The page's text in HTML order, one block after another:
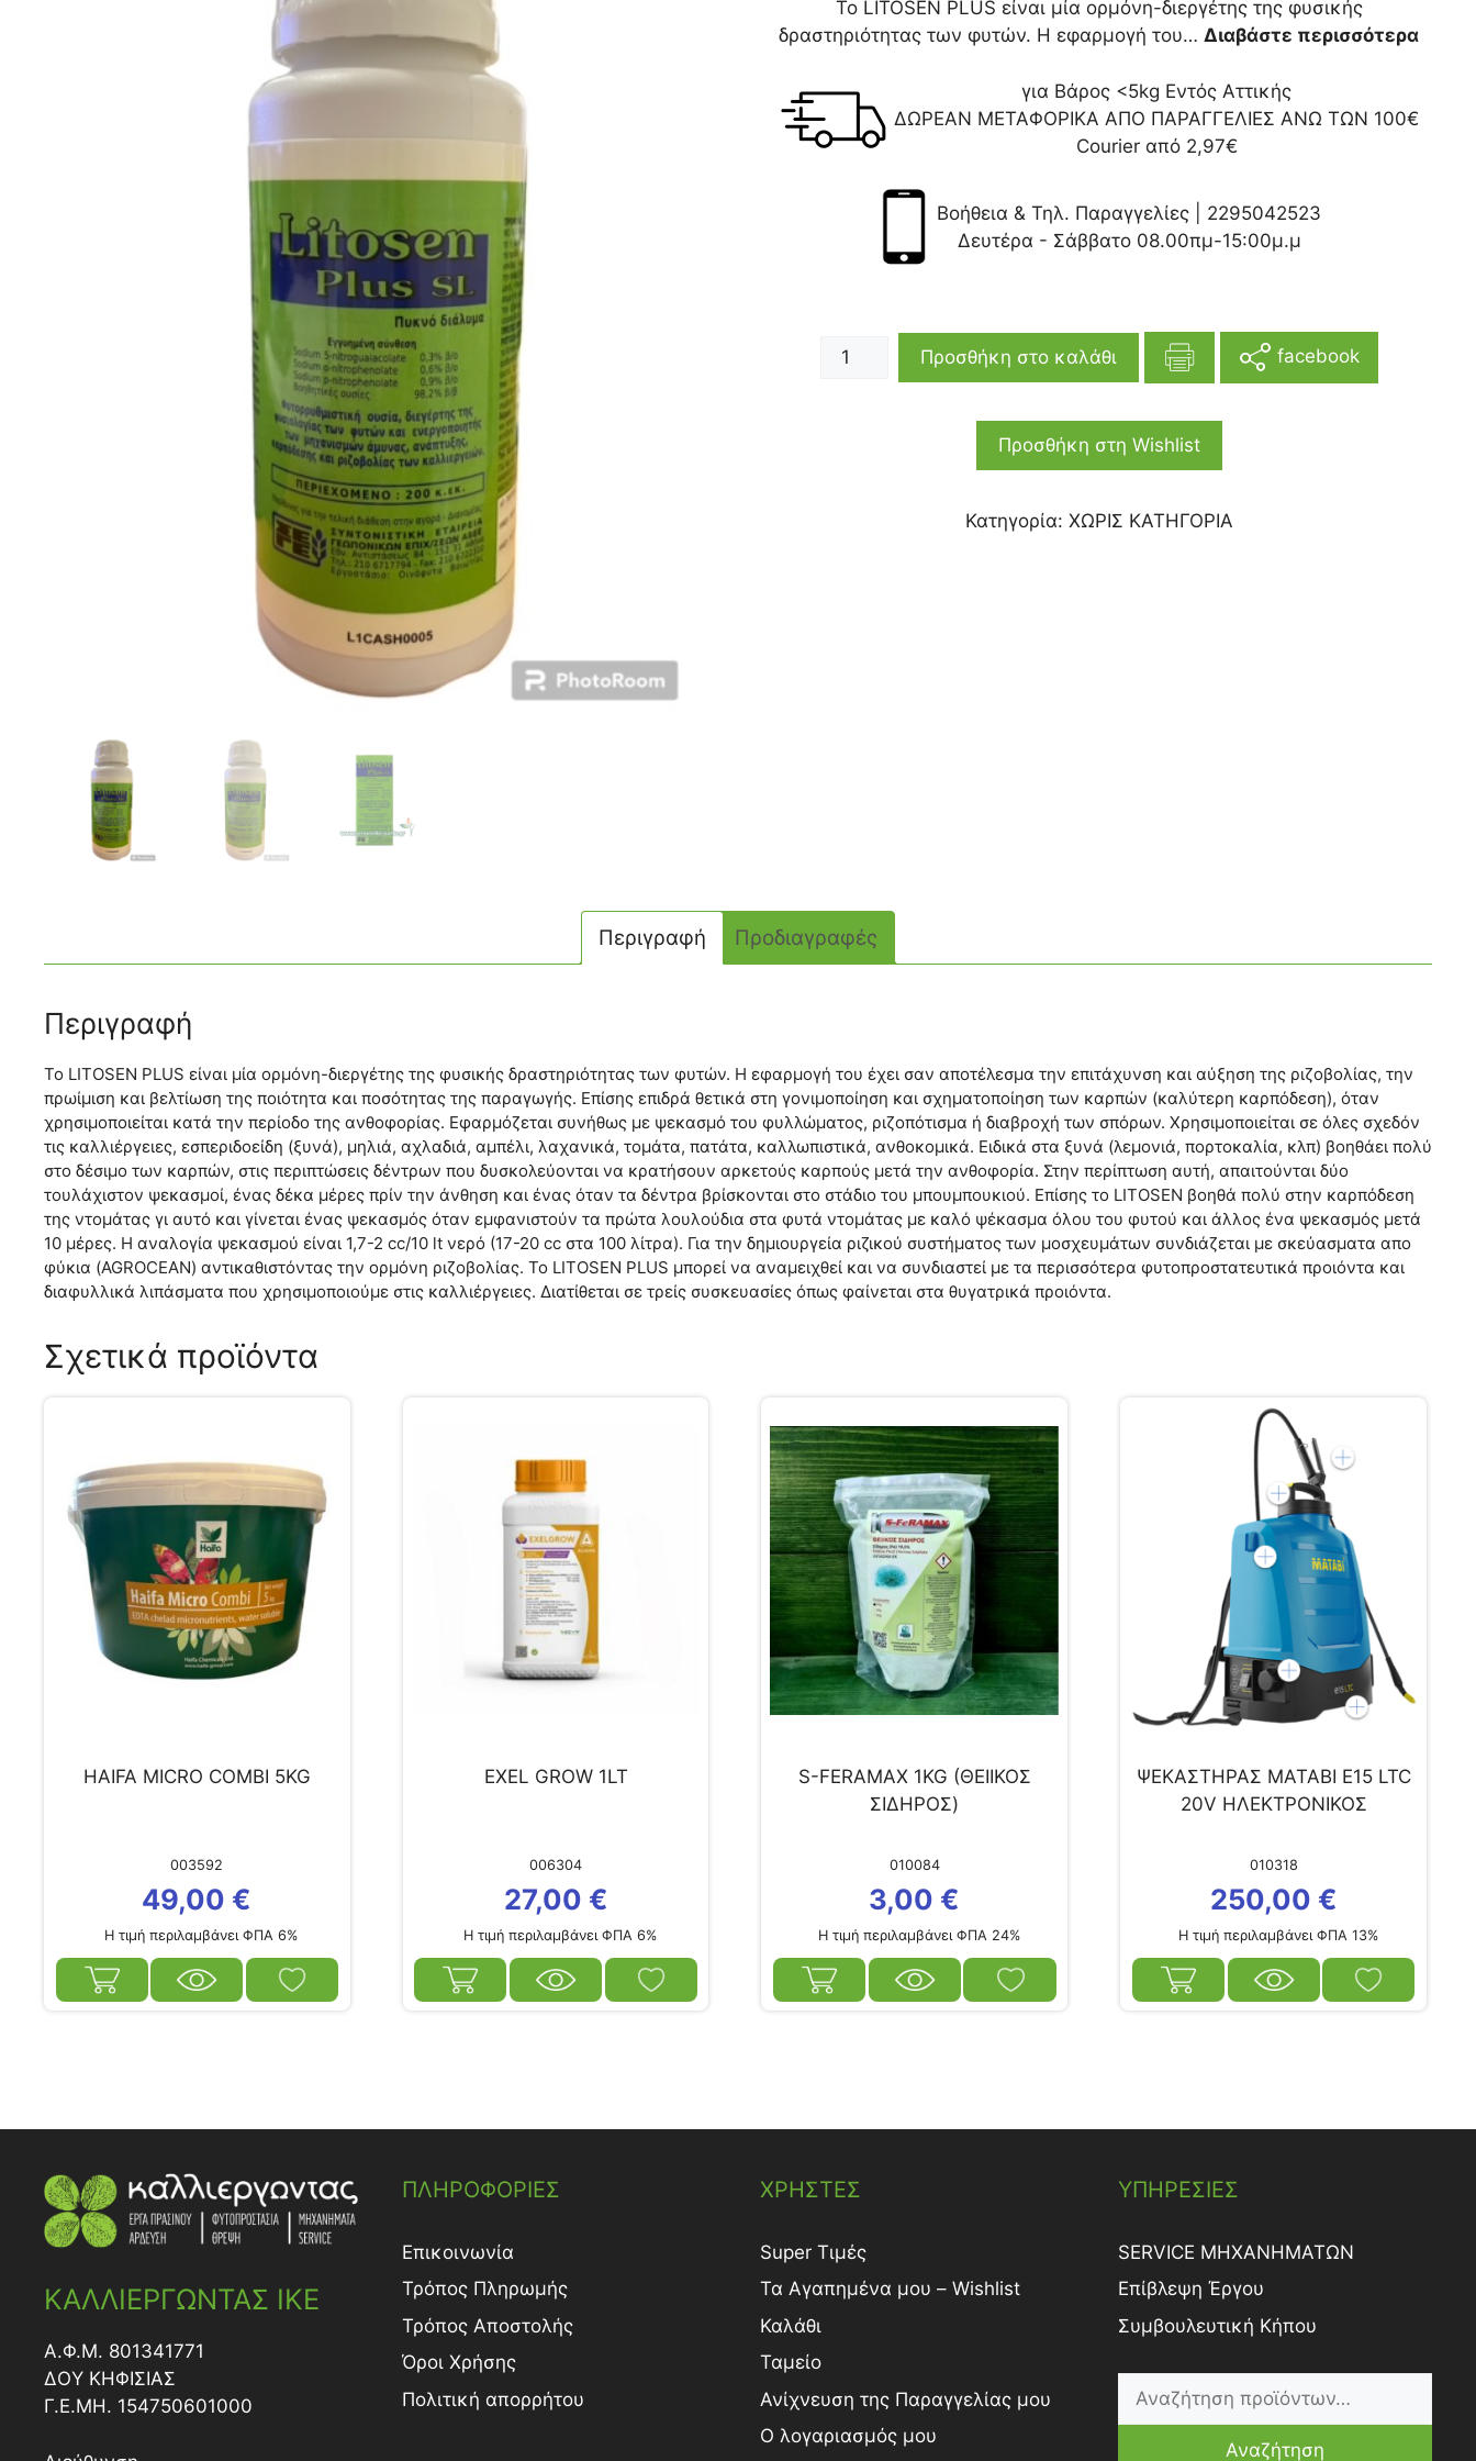
To LITOSEN PLUS είναι μία ορμόνη-διεργέτης της φυσικής
δραστηριότητας των φυτών. Η εφαρμογή του…Διαβάστε περισσότερα
για Βάρος <5kg Εντός Αττικής
ΔΩΡΕΑΝ ΜΕΤΑΦΟΡΙΚΑ ΑΠΟ ΠΑΡΑΓΓΕΛΙΕΣ ΑΝΩ ΤΩΝ 100€
Courier από 2,97€
Βοήθεια & Τηλ. Παραγγελίες | 2295042523
Δευτέρα - Σάββατο 08.00πμ-15:00μ.μ
Προσθήκη στο καλάθι facebook
Προσθήκη στη Wishlist
Κατηγορία: ΧΩΡΙΣ ΚΑΤΗΓΟΡΙΑ
Περιγραφή Προδιαγραφές
Περιγραφή
To LITOSEN PLUS είναι μία ορμόνη-διεργέτης της φυσικής δραστηριότητας των φυτών. Η εφαρμογή του έχει σαν αποτέλεσμα την επιτάχυνση και αύξηση της ριζοβολίας, την
πρωίμιση και βελτίωση της ποιότητα και ποσότητας της παραγωγής. Επίσης επιδρά θετικά στη γονιμοποίηση και σχηματοποίηση των καρπών (καλύτερη καρπόδεση), όταν
χρησιμοποιείται κατά την περίοδο της ανθοφορίας. Εφαρμόζεται συνήθως με ψεκασμό του φυλλώματος, ριζοπότισμα ή διαβροχή των σπόρων. Χρησιμοποιείται σε όλες σχεδόν
τις καλλιέργειες, εσπεριδοείδη (ξυνά), μηλιά, αχλαδιά, αμπέλι, λαχανικά, τομάτα, πατάτα, καλλωπιστικά, ανθοκομικά. Ειδικά στα ξυνά (λεμονιά, πορτοκαλία, κλπ) βοηθάει πολύ
στο δέσιμο των καρπών, στις περιπτώσεις δέντρων που δυσκολεύονται να κρατήσουν αρκετούς καρπούς μετά την ανθοφορία. Στην περίπτωση αυτή, απαιτούνται δύο
τουλάχιστον ψεκασμοί, ένας δέκα μέρες πρίν την άνθηση και ένας όταν τα δέντρα βρίσκονται στο στάδιο του μπουμπουκιού. Επίσης το LITOSEN βοηθά πολύ στην καρπόδεση
της ντομάτας γι αυτό και γίνεται ένας ψεκασμός όταν εμφανιστούν τα πρώτα λουλούδια στα φυτά ντομάτας με καλό ψέκασμα όλου του φυτού και άλλος ένα ψεκασμός μετά
10 μέρες. Η αναλογία ψεκασμού είναι 1,7-2 cc/10 lt νερό (17-20 cc στα 100 λίτρα). Για την δημιουργεία ριζικού συστήματος των μοσχευμάτων συνδιάζεται με σκεύασματα απο
φύκια (AGROCEAN) αντικαθιστόντας την ορμόνη ριζοβολίας. To LITOSEN PLUS μπορεί να αναμειχθεί και να συνδιαστεί με τα περισσότερα φυτοπροστατευτικά προιόντα και
διαφυλλικά λιπάσματα που χρησιμοποιούμε στις καλλιέργειες. Διατίθεται σε τρείς συσκευασίες όπως φαίνεται στα θυγατρικά προιόντα.
Σχετικά προϊόντα
HAIFA MICRO COMBI 5KG
003592
49,00 €
Η τιμή περιλαμβάνει ΦΠΑ 6%
EXEL GROW 1LT
006304
27,00 €
Η τιμή περιλαμβάνει ΦΠΑ 6%
S-FERAMAX 1KG (ΘΕΙΙΚΟΣ
ΣΙΔΗΡΟΣ)
010084
3,00 €
Η τιμή περιλαμβάνει ΦΠΑ 24%
ΨΕΚΑΣΤΗΡΑΣ MATABI Ε15 LTC
20V ΗΛΕΚΤΡΟΝΙΚΟΣ
010318
250,00 €
Η τιμή περιλαμβάνει ΦΠΑ 13%
ΚΑΛΛΙΕΡΓΩΝΤΑΣ ΙΚΕ
Α.Φ.Μ. 801341771
ΔΟY ΚΗΦΙΣΙΑΣ
Γ.Ε.ΜΗ. 154750601000
ΠΛΗΡΟΦΟΡΙΕΣ
Επικοινωνία
Τρόπος Πληρωμής
Τρόπος Aποστολής
Όροι Χρήσης
Πολιτική απορρήτου
ΧΡΗΣΤΕΣ
Super Τιμές
Τα Αγαπημένα μου – Wishlist
Καλάθι
Ταμείο
Ανίχνευση της Παραγγελίας μου
Ο λογαριασμός μου
ΥΠΗΡΕΣΙΕΣ
SERVICE ΜΗΧΑΝΗΜΑΤΩΝ
Επίβλεψη Έργου
Συμβουλευτική Κήπου
Αναζήτηση